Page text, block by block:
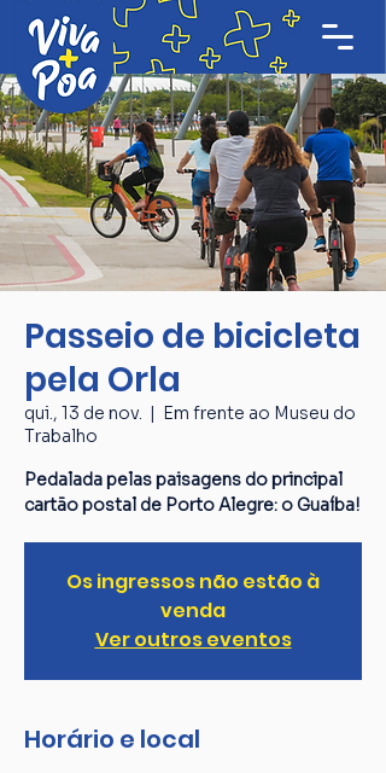
Passeio de bicicleta
pela Orla
qui., 13 de nov.
  |
Em frente ao Museu do
Trabalho
Pedalada pelas paisagens do principal
cartão postal de Porto Alegre: o Guaíba!
Os ingressos não estão à
venda
Ver outros eventos
Horário e local